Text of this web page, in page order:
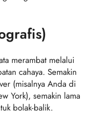
merambat melalui
cahaya. Semakin
(misalnya Anda di
York), semakin lama
bolak-balik.